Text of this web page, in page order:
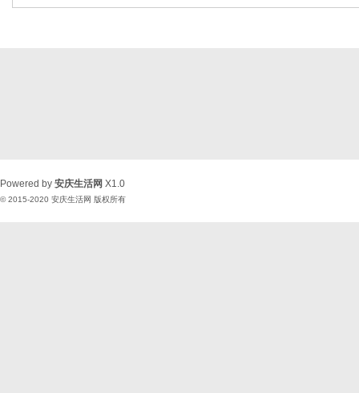
Powered by 安庆生活网 X1.0
© 2015-2020 安庆生活网 版权所有